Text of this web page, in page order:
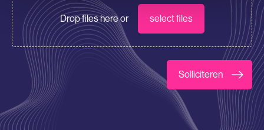
Drop files here or
select files